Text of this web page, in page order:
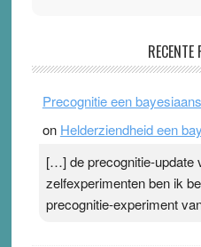
Ward van
topsporters. Ze hopen
terwijl ze meer zuurstof
ademen’ kan goud waard
Pleisterplakkers in de
RECENTE
Precognitie een
on Helderziendheid een
[…] de precognitie-update
zelfexperimenten ben ik
precognitie-experiment